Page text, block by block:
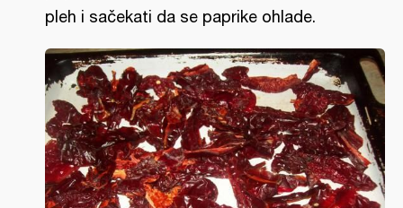
pleh i sačekati da se paprike ohlade.